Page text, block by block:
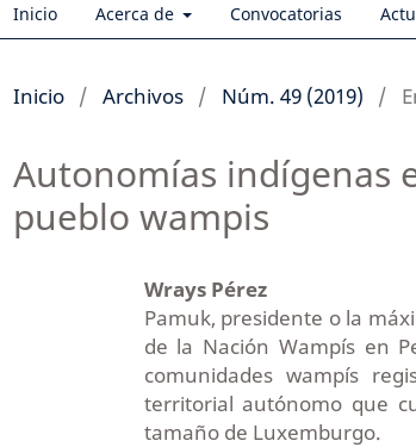
Inicio Acerca de Convocatorias
Inicio / Archivos / Núm. 49 (2019) /
Autonomías indígenas
pueblo wampis
Wrays Pérez
Pamuk, presidente o la
de la Nación Wampís en
comunidades wampís
territorial autónomo que
tamaño de Luxemburgo.